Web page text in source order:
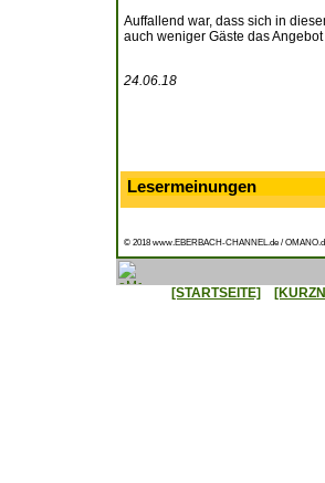
Auffallend war, dass sich in
auch weniger Gäste das
24.06.18
Lesermeinungen
© 2018 www.EBERBACH-CHANNEL.de /
[STARTSEITE]